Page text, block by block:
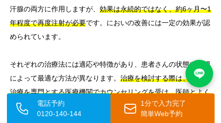
汗腺の両方に作用しますが、 効果は永続的ではなく、約6ヶ月〜1
年程度で再度注射が必要です。においの改善には一定の効果が認
められています。
それぞれの治療法には適応や特徴があり、患者さんの状態や希望
によって最適な方法が異なります。 治療を検討する際は、ワキガ
治療を専門とする医療機関でカウンセリングを受け、医師とよく
相談した上で選択することが大切
です。
電話予約
0120-140-144
1分で入力完了
簡単Web予約